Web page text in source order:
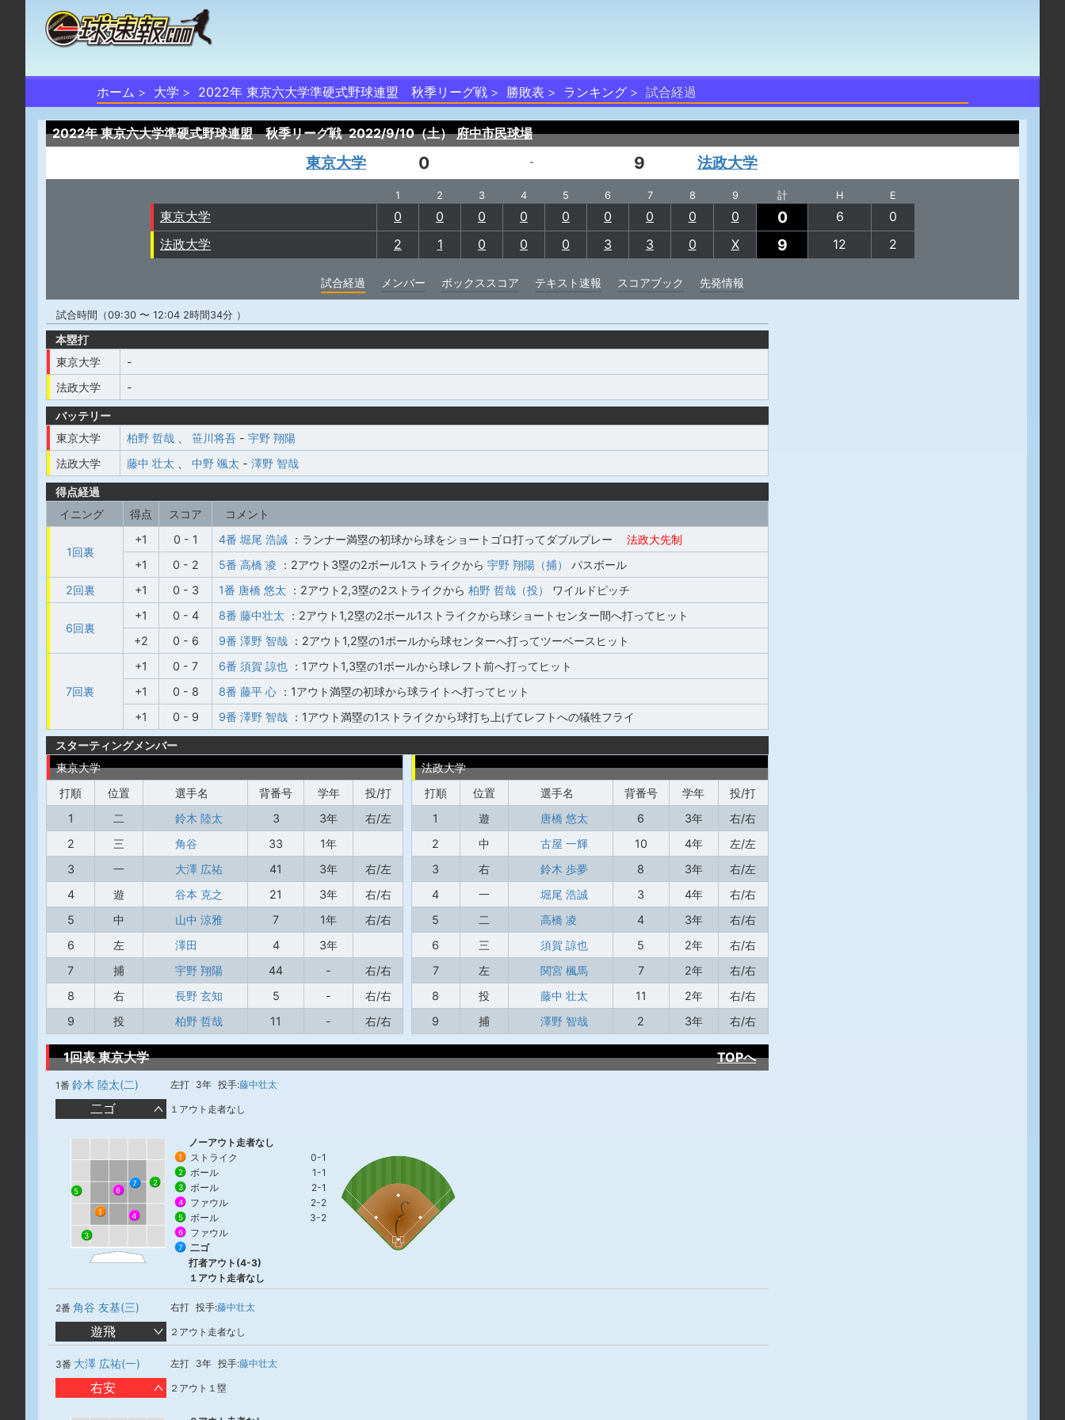
ホーム 大学 2022年 東京六大学準硬式野球連盟 秋季リーグ戦 勝敗表 ランキング 試合経過
2022年 東京六大学準硬式野球連盟 秋季リーグ戦 2022/9/10（土） 府中市民球場
東京大学 0 - 9 法政大学
1 2 3 4 5 6 7 8 9 計 H E
東京大学 0 0 0 0 0 0 0 0 0 0 6
0
法政大学
2 1 0 0 0 3 3 0 X 9 12 2
試合経過 メンバー ボックススコア テキスト速報 スコアブック 先発情報
試合時間（09:30 〜 12:04 2時間34分 ）
本塁打
東京大学
-
法政大学
-
バッテリー
東京大学
柏野 哲哉 笹川将吾 - 宇野 翔陽
法政大学
藤中 壮太 中野 颯太 - 澤野 智哉
得点経過
イニング
得点 スコア コメント
1回裏
+1 0 - 1 4番 堀尾 浩誠 ：ランナー満塁の初球から球をショートゴロ打ってダブルプレー
法政大先制
+1
0 - 2 5番 高橋 凌 ：2アウト3塁の2ボール1ストライクから 宇野 翔陽（捕）
パスボール
2回裏
+1 0 - 3 1番 唐橋 悠太 ：2アウト2,3塁の2ストライクから 柏野 哲哉（投） ワイルドピッチ
6回裏
+1 0 - 4 8番 藤中壮太 ：2アウト1,2塁の2ボール1ストライクから球ショートセンター間へ打ってヒット
+2
0 - 6 9番 澤野 智哉 ：2アウト1,2塁の1ボールから球センターへ打ってツーベースヒット
7回裏
+1 0 - 7 6番 須賀 諒也 ：1アウト1,3塁の1ボールから球レフト前へ打ってヒット
+1
0 - 8 8番 藤平 心 ：1アウト満塁の初球から球ライトへ打ってヒット
+1
0 - 9 9番 澤野 智哉 ：1アウト満塁の1ストライクから球打ち上げてレフトへの犠牲フライ
スターティングメンバー
東京大学
打順
位置 選手名 背番号 学年
投/打
1
二 鈴木 陸太 3 3年
右/左
2
三 角谷 33
1年
3
一 大澤 広祐 41 3年
右/左
4
遊 谷本 克之 21 3年
右/右
5
中 山中 涼雅 7 1年
右/右
6
左 澤田 4
3年
7
捕 宇野 翔陽 44 -
右/右
8
右 長野 玄知 5 -
右/右
9
投 柏野 哲哉 11 - 右/右
法政大学
打順
位置 選手名 背番号 学年
投/打
1
遊 唐橋 悠太 6 3年
右/右
2
中 古屋 一輝 10 4年
左/左
3
右 鈴木 歩夢 8 3年
右/左
4
一 堀尾 浩誠 3 4年
右/右
5
二 高橋 凌 4 3年
右/右
6
三 須賀 諒也 5 2年
右/右
7
左 関宮 楓馬 7 2年
右/右
8
投 藤中 壮太 11 2年
右/右
9
捕 澤野 智哉 2 3年 右/右
1回表 東京大学 TOPへ
1番 鈴木 陸太(二) 左打 3年 投手:藤中壮太
二ゴ １アウト走者なし
1
2
3
4
5 6
7
ノーアウト走者なし
1 ストライク 0-1
2 ボール 1-1
3 ボール 2-1
4 ファウル 2-2
5 ボール 3-2
6 ファウル
7
二ゴ
打者アウト(4-3)
１アウト走者なし
2番 角谷 友基(三) 右打 投手:藤中壮太
遊飛 ２アウト走者なし
3番 大澤 広祐(一) 左打 3年 投手:藤中壮太
右安 ２アウト１塁